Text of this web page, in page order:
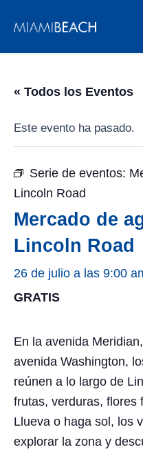
« Todos los Eventos
Este evento ha pasado.
Serie de eventos:
Lincoln Road
Mercado de
Lincoln Road
26 de julio a las 9:00
GRATIS
En la avenida
avenida Washington,
reúnen a lo largo de
frutas, verduras, flores
Llueva o haga sol, los
explorar la zona y